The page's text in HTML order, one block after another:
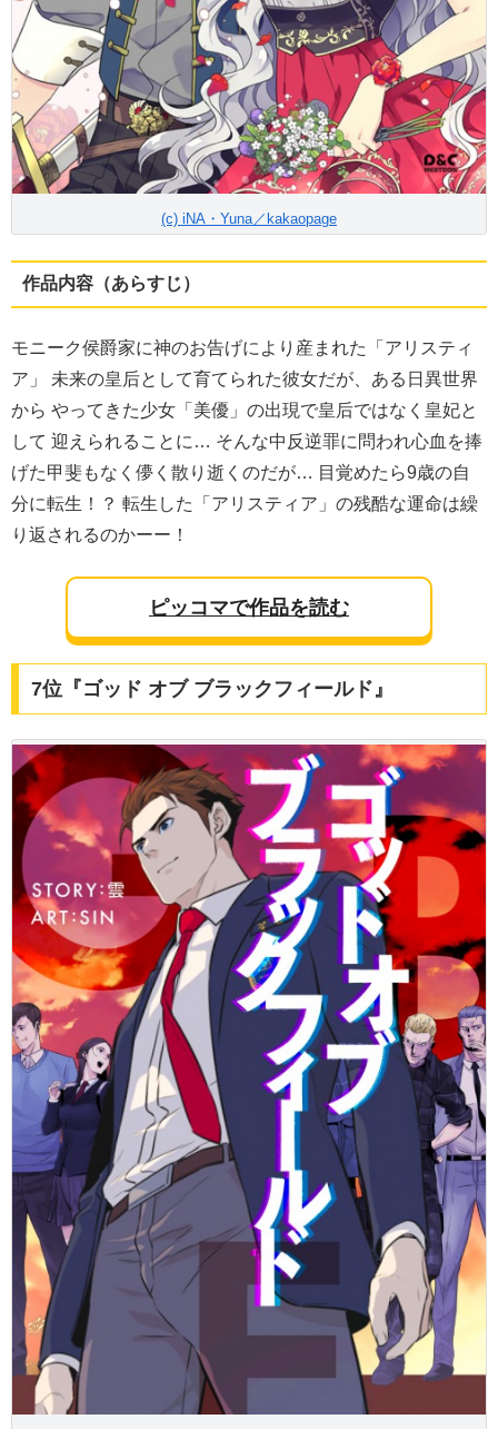
(c) iNA・Yuna／kakaopage
作品内容（あらすじ）
モニーク侯爵家に神のお告げにより産まれた「アリスティ
ア」 未来の皇后として育てられた彼女だが、ある日異世界
から やってきた少女「美優」の出現で皇后ではなく皇妃と
して 迎えられることに… そんな中反逆罪に問われ心血を捧
げた甲斐もなく儚く散り逝くのだが… 目覚めたら9歳の自
分に転生！？ 転生した「アリスティア」の残酷な運命は繰
り返されるのかーー！
ピッコマで作品を読む
7位『ゴッド オブ ブラックフィールド』